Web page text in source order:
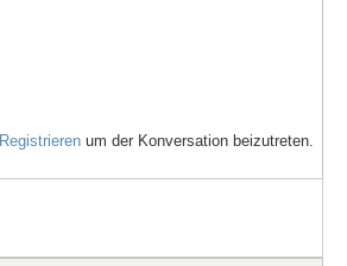
Registrieren um der Konversation beizutreten.